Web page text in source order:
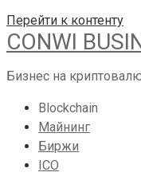
Перейти к контенту
CONWI
Бизнес на
Blockchain
Майнинг
Биржи
ICO